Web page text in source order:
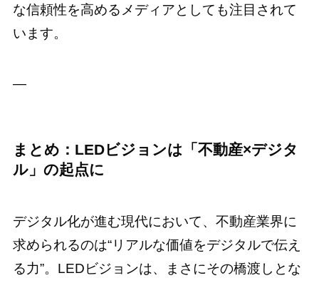
な信頼性を高めるメディアとしても注目されて
います。
—
まとめ：LEDビジョンは「不動産×デジタ
ル」の起点に
デジタル化が進む現代において、不動産業界に
求められるのは“リアルな価値をデジタルで伝え
る力”。LEDビジョンは、まさにその橋渡しとな